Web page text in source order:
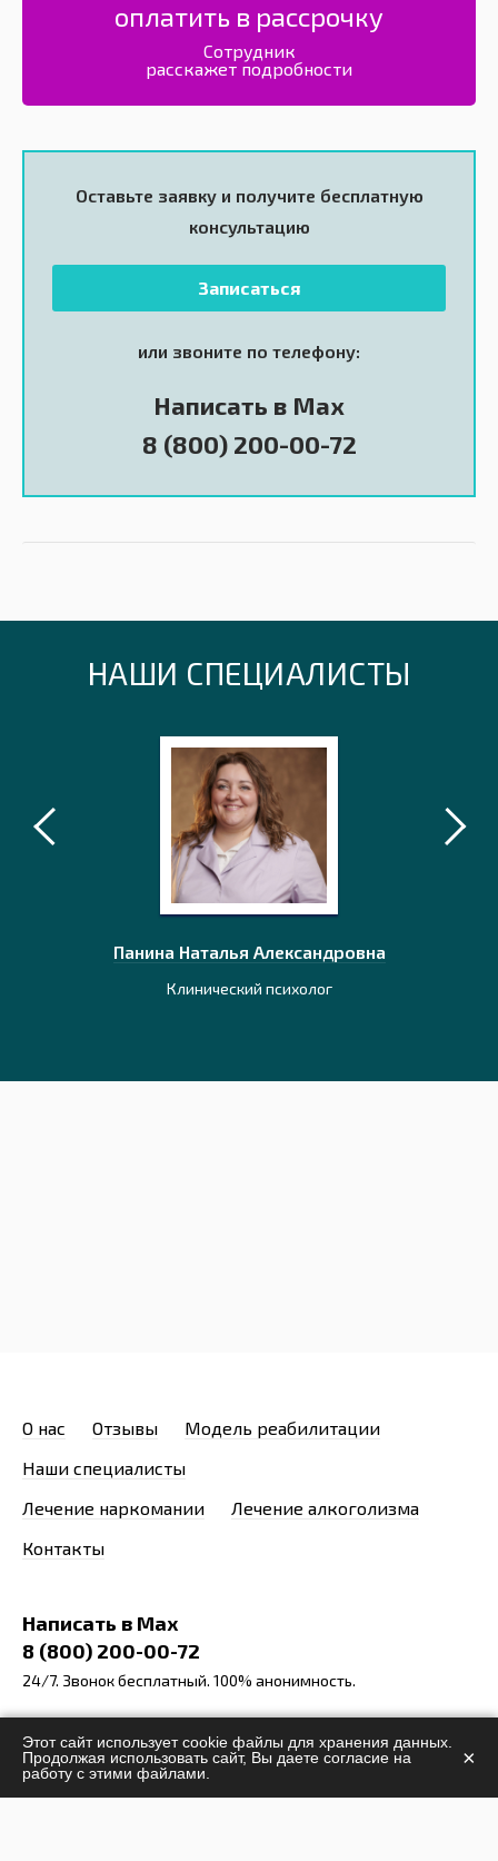
оплатить в рассрочку
Сотрудник
расскажет подробности
Оставьте заявку и получите бесплатную
консультацию
Записаться
или звоните по телефону:
Написать в Max
8 (800) 200-00-72
НАШИ СПЕЦИАЛИСТЫ
Панина Наталья Александровна
Клинический психолог
О нас Отзывы
Модель реабилитации
Наши специалисты
Лечение наркомании
Лечение алкоголизма
Контакты
Написать в Max
8 (800) 200-00-72
24/7. Звонок бесплатный. 100% анонимность.
info@stop-narcomania.ru
г. Нижний Новгород
ул. Генкиной, 40
Этот сайт использует cookie файлы для хранения данных.
Продолжая использовать сайт, Вы даете согласие на
работу с этими файлами.
×